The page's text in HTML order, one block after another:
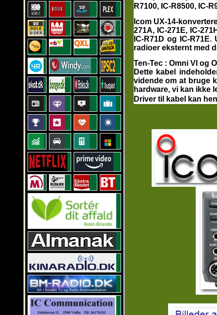
R7100, IC-R8500, IC-
Icom UX-14-
271A, IC-271E, IC-
IC-R71D og IC-
radioer eksternt med
Ten-Tec: Omni VI og
Dette kabel
vidende om at bruge
hardware, vi kan ikke
Driver til kabel kan